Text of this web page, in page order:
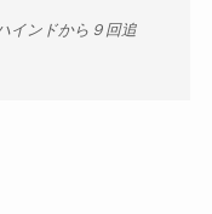
インドから９回追